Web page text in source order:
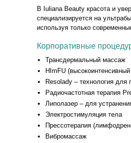
В Iuliana Beauty красота и
специализируется на
используя только
Корпоративные
Трансдермальный массаж
HImFU
Resolady – технология
Радиочастотная терапия
Липолазер – для
Электростимуляция тела
Прессотерапия
Вибромассаж